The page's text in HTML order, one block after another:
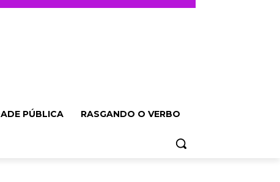
PÚBLICA RASGANDO O VERBO